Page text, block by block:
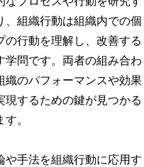
、組織行動は組織内での個
の行動を理解し、改善する
学問です。両者の組み合わ
織のパフォーマンスや効果
現するための鍵が見つかる
。
や手法を組織行動に応用す